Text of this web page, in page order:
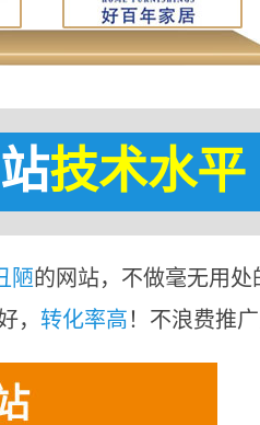
技术水平
陋的网站，不做毫无用处
， 转化率高！不浪费推